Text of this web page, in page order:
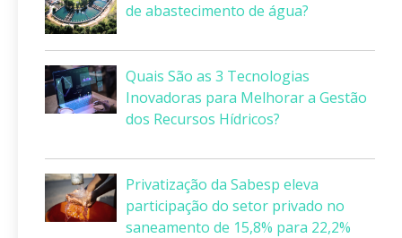
de abastecimento de água?
Quais São as 3 Tecnologias
Inovadoras para Melhorar a Gestão
dos Recursos Hídricos?
Privatização da Sabesp eleva
participação do setor privado no
saneamento de 15,8% para 22,2%